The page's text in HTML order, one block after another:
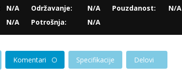
N/A
N/A
Održavanje:
N/A
Potrošnja:
N/A
Pouzdanost: N/A
Komentari Specifikacije Delovi